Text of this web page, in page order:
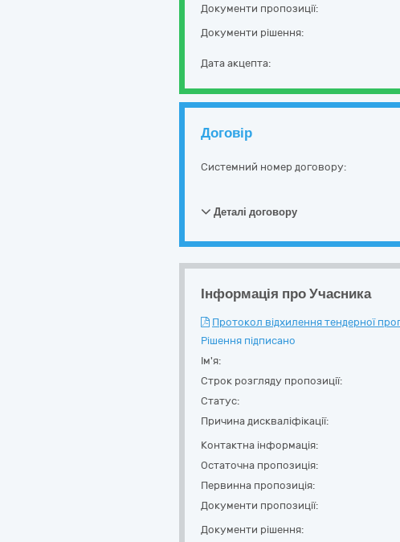
Документи пропозиції:
Документи рішення:
Дата акцепта:
Договір
Системний номер договору:
Деталі договору
Інформація про Учасника
Протокол відхилення тендерної
Рішення підписано
Ім'я:
Строк розгляду пропозиції:
Статус:
Причина дискваліфікації:
Контактна інформація:
Остаточна пропозиція:
Первинна пропозиція:
Документи пропозиції:
Документи рішення: